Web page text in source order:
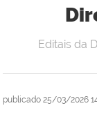
publicado 25/03/2026
Editais da